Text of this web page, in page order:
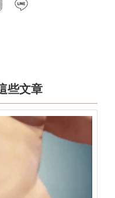
instagram
些文章